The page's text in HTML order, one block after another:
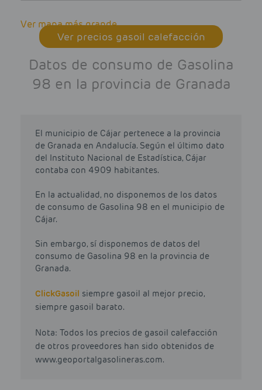
Ver mapa más grande
Ver precios gasoil calefacción
Datos de consumo de Gasolina
98 en la provincia de Granada
El municipio de Cájar pertenece a la provincia
de Granada en Andalucía. Según el último dato
del Instituto Nacional de Estadística, Cájar
contaba con 4909 habitantes.
En la actualidad, no disponemos de los datos
de consumo de Gasolina 98 en el municipio de
Cájar.
Sin embargo, sí disponemos de datos del
consumo de Gasolina 98 en la provincia de
Granada.
ClickGasoil siempre gasoil al mejor precio,
siempre gasoil barato.
Nota: Todos los precios de gasoil calefacción
de otros proveedores han sido obtenidos de
www.geoportalgasolineras.com.